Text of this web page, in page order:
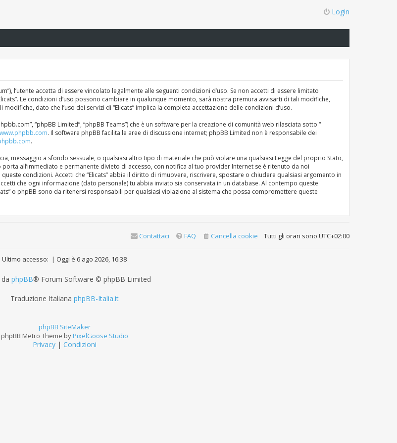
Login
l’utente accetta di essere vincolato legalmente alle seguenti condizioni d’uso. Se non accetti di essere limitato
Le condizioni d’uso possono cambiare in qualunque momento, sarà nostra premura avvisarti di tali modifiche,
dato che l’uso dei servizi di “Elicats” implica la completa accettazione delle condizioni d’uso.
“phpBB Limited”, “phpBB Teams”) che è un software per la creazione di comunità web rilasciata sotto “
www.phpbb.com. Il software phpBB facilita le aree di discussione internet; phpBB Limited non è responsabile dei
.
messaggio a sfondo sessuale, o qualsiasi altro tipo di materiale che può violare una qualsiasi Legge del proprio Stato,
porta all’immediato e permanente divieto di accesso, con notifica al tuo provider Internet se è ritenuto da noi
condizioni. Accetti che “Elicats” abbia il diritto di rimuovere, riscrivere, spostare o chiudere qualsiasi argomento in
che ogni informazione (dato personale) tu abbia inviato sia conservata in un database. Al contempo queste
o phpBB sono da ritenersi responsabili per qualsiasi violazione al sistema che possa compromettere queste
Tutti gli orari sono UTC+02:00
Cancella cookie
FAQ
Contattaci
Ultimo accesso: | Oggi è 6 ago 2026, 16:38
phpBB® Forum Software © phpBB Limited
Traduzione Italiana phpBB-Italia.it
phpBB SiteMaker
phpBB Metro Theme byPixelGoose Studio
Privacy| Condizioni